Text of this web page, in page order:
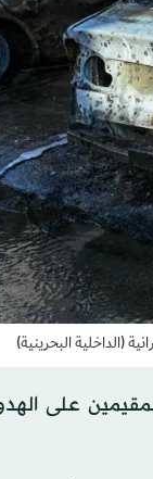
(الداخلية البحرينية)
على